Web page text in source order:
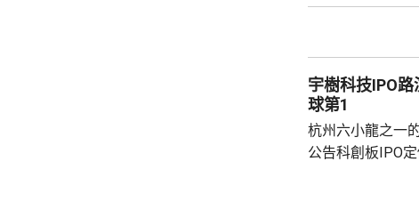
判，幫助用戶做
具身智能上投資了
宇樹科技IPO
球第1
杭州六小龍之一
公告科創板IPO